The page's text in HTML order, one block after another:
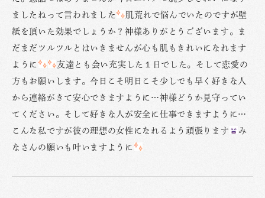
ましたねって言われました
肌荒れで悩んでいたのですが壁
紙を頂いた効果でしょうか？神様ありがとうございます。ま
だまだツルツルとはいきませんが心も肌もきれいになれます
ように
友達とも会い充実した１日でした。そして恋愛の
方もお願いします。今日こそ明日こそ少しでも早く好きな人
から連絡がきて安心できますように…神様どうか見守ってい
てください。そして好きな人が安全に仕事できますように…
こんな私ですが彼の理想の女性になれるよう頑張ります
み
なさんの願いも叶いますように